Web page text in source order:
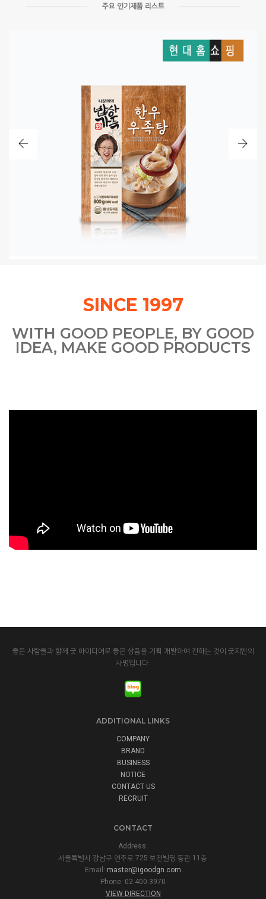
주요 인기제품 리스트
나문희의 밥상가득
진한 국물이 일품인 정성가득 담은 한우 우족탕
SINCE 1997
WITH GOOD PEOPLE, BY GOOD
IDEA, MAKE GOOD PRODUCTS
좋은 사람들과 함께 굿 아이디어로 좋은 상품을 기획 개발하여 전하는 것이 굿지앤의
사명입니다.
ADDITIONAL LINKS
COMPANY
BRAND
BUSINESS
NOTICE
CONTACT US
RECRUIT
CONTACT
Address:
서울특별시 강남구 언주로 725 보전빌딩 동관 11층
Email: master@igoodgn.com
Phone: 02.400.3970
VIEW DIRECTION